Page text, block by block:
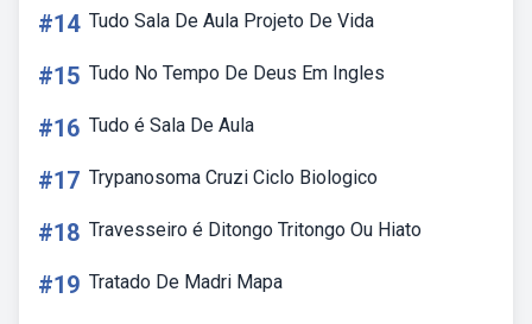
#14 Tudo Sala De Aula Projeto De Vida
#15 Tudo No Tempo De Deus Em Ingles
#16 Tudo é Sala De Aula
#17 Trypanosoma Cruzi Ciclo Biologico
#18 Travesseiro é Ditongo Tritongo Ou Hiato
#19 Tratado De Madri Mapa